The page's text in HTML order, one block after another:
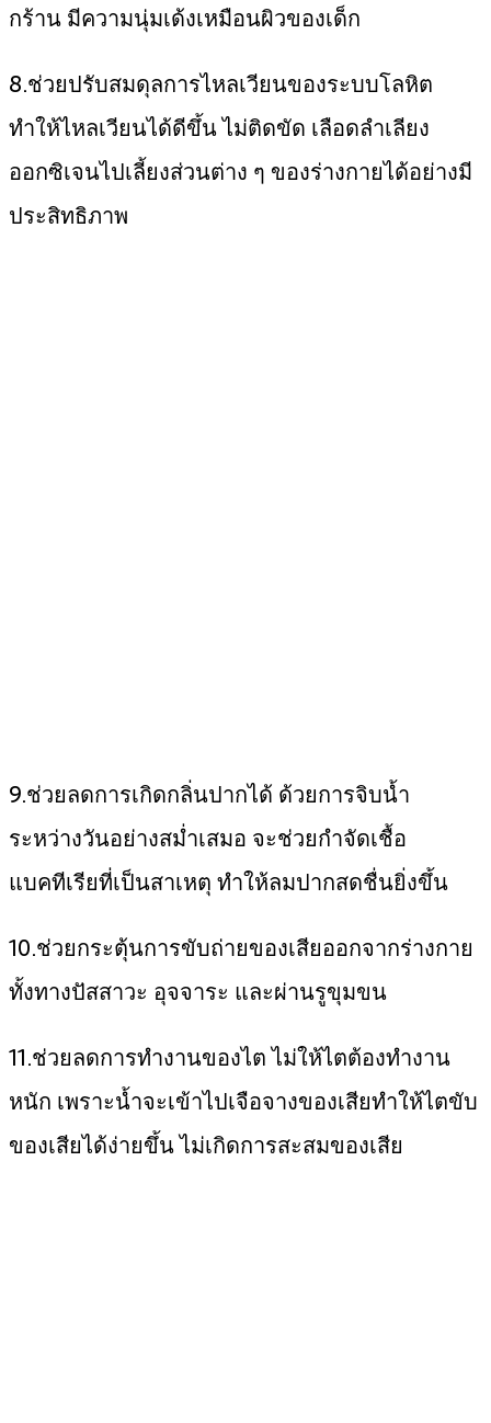
กร้าน มีความนุ่มเด้งเหมือนผิวของเด็ก
8.ช่วยปรับสมดุลการไหลเวียนของระบบโลหิต
ทำให้ไหลเวียนได้ดีขึ้น ไม่ติดขัด เลือดลำเลียง
ออกซิเจนไปเลี้ยงส่วนต่าง ๆ ของร่างกายได้อย่างมี
ประสิทธิภาพ
9.ช่วยลดการเกิดกลิ่นปากได้ ด้วยการจิบน้ำ
ระหว่างวันอย่างสม่ำเสมอ จะช่วยกำจัดเชื้อ
แบคทีเรียที่เป็นสาเหตุ ทำให้ลมปากสดชื่นยิ่งขึ้น
10.ช่วยกระตุ้นการขับถ่ายของเสียออกจากร่างกาย
ทั้งทางปัสสาวะ อุจจาระ และผ่านรูขุมขน
11.ช่วยลดการทำงานของไต ไม่ให้ไตต้องทำงาน
หนัก เพราะน้ำจะเข้าไปเจือจางของเสียทำให้ไตขับ
ของเสียได้ง่ายขึ้น ไม่เกิดการสะสมของเสีย